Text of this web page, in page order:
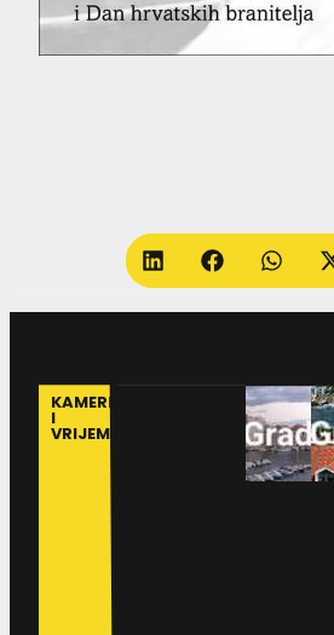
KAMERE
I
VRIJEME